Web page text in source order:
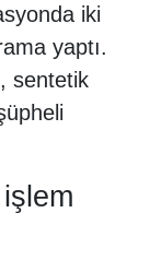
iki
yaptı.
sentetik